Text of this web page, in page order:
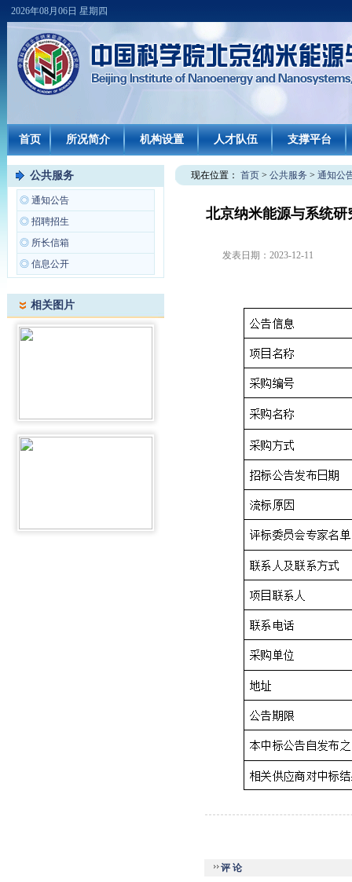
2026年08月06日 星期四
首页 所况简介 机构设置 人才队伍 支撑平台
公共服务
◎ 通知公告
◎ 招聘招生
◎ 所长信箱
◎ 信息公开
相关图片
现在位置： 首页> 公共服务 > 通知公
北京纳米能源与系统研
发表日期： 2023-12-11
评 论